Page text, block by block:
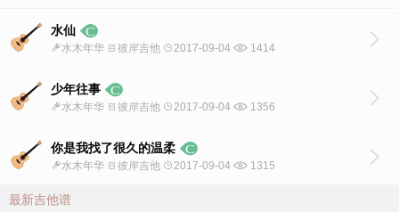
水仙
水木年华 彼岸吉他 2017-09-04 1414
少年往事
水木年华 彼岸吉他 2017-09-04 1356
你是我找了很久的温柔
水木年华 彼岸吉他 2017-09-04 1315
最新吉他谱